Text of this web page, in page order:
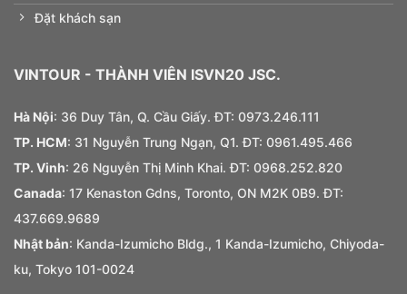
Đặt khách sạn
VINTOUR - THÀNH VIÊN ISVN20 JSC.
Hà Nội: 36 Duy Tân, Q. Cầu Giấy. ĐT: 0973.246.111
TP. HCM: 31 Nguyễn Trung Ngạn, Q1. ĐT: 0961.495.466
TP. Vinh: 26 Nguyễn Thị Minh Khai. ĐT: 0968.252.820
Canada: 17 Kenaston Gdns, Toronto, ON M2K 0B9. ĐT:
437.669.9689
Nhật bản: Kanda-Izumicho Bldg., 1 Kanda-Izumicho, Chiyoda-
ku, Tokyo 101-0024